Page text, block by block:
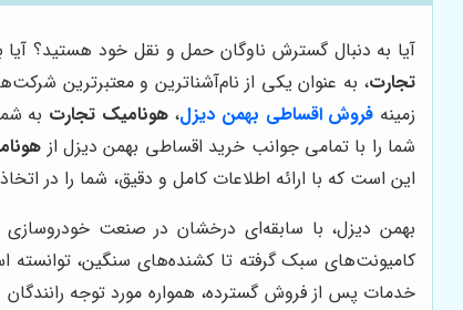
آیا به دنبال گسترش ناوگان حمل و نقل خود هستید؟
تجارت، به عنوان یکی از نام‌آشناترین و معتبرترین
زمینه فروش اقساطی بهمن دیزل،هونامیک تجارت به
شما را با تمامی جوانب خرید اقساطی بهمن دیزل از
این است که با ارائه اطلاعات کامل و دقیق، شما را در
بهمن دیزل، با سابقه‌ای درخشان در صنعت خودروسازی
کامیونت‌های سبک گرفته تا کشنده‌های سنگین،
خدمات پس از فروش گسترده، همواره مورد توجه رانندگان